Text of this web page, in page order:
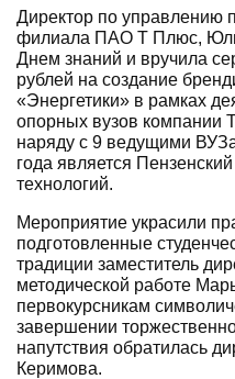
Директор по управлению
филиала ПАО Т Плюс,
Днем знаний и вручила
рублей на создание
«Энергетики» в рамках
опорных вузов компании
наряду с 9 ведущими
года является Пензенский
технологий.
Мероприятие украсили
подготовленные
традиции заместитель
методической работе
первокурсникам
завершении
напутствия обратилась
Керимова.